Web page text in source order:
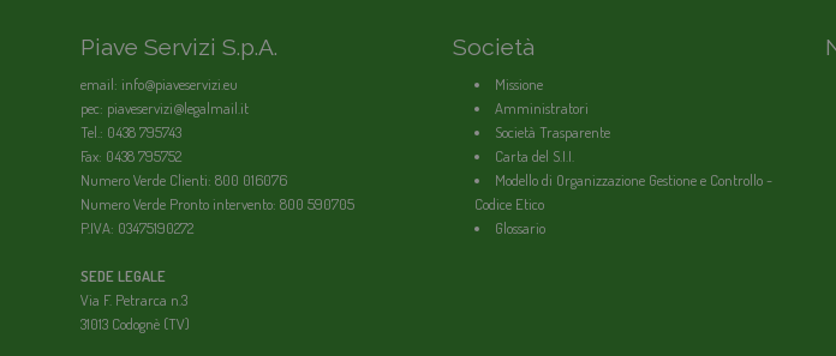
Piave Servizi S.p.A.
email: info@piaveservizi.eu
pec: piaveservizi@legalmail.it
Tel.: 0438 795743
Fax: 0438 795752
Numero Verde Clienti: 800 016076
Numero Verde Pronto intervento: 800 590705
P.IVA: 03475190272
SEDE LEGALE
Via F. Petrarca n.3
31013 Codognè (TV)
Società
Missione
Amministratori
Società Trasparente
Carta del S.I.I.
Modello di Organizzazione Gestione e Controllo -
Codice Etico
Glossario